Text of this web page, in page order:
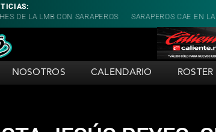
LMB CON SARAPEROS
SARAPEROS CAE EN LA
NOSOTROS CALENDARIO ROSTER